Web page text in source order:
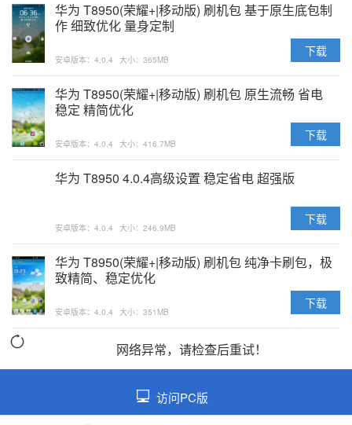
华为 T8950(荣耀+|移动版) 刷机包 基于原生底包制
作 细致优化 量身定制
安卓版本：4.0.4 大小：365MB
下载
华为 T8950(荣耀+|移动版) 刷机包 原生流畅 省电
稳定 精简优化
安卓版本：4.0.4 大小：416.7MB
下载
华为 T8950 4.0.4高级设置 稳定省电 超强版
安卓版本：4.0.4 大小：246.9MB
下载
华为 T8950(荣耀+|移动版) 刷机包 纯净卡刷包，极
致精简、稳定优化
安卓版本：4.0.4 大小：351MB
下载
网络异常，请检查后重试！
访问PC版